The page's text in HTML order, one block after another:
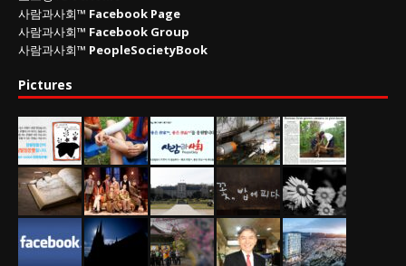
사람과사회™ Facebook Page
사람과사회™ Facebook Group
사람과사회™ PeopleSocietyBook
Pictures